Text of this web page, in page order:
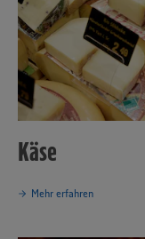
Käse
Mehr erfahren